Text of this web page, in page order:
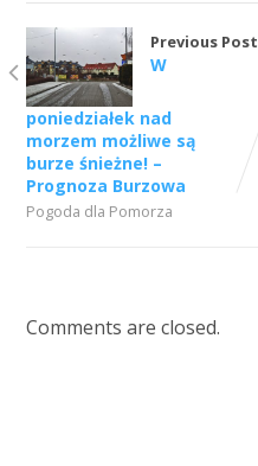
Previous Post
W
poniedziałek nad
morzem możliwe są
burze śnieżne! –
Prognoza Burzowa
Pogoda dla Pomorza
Comments are closed.